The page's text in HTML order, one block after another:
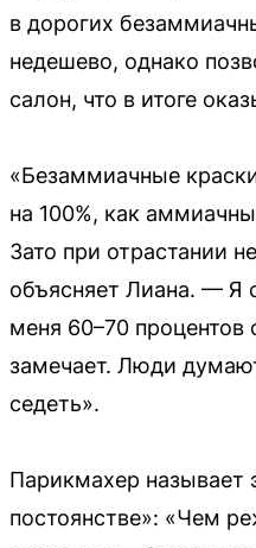
в дорогих
недешево, однако
салон, что в итоге
«Безаммиачные
на 100%, как
Зато при отрастании
объясняет Лиана. — Я
меня 60–70 процентов
замечает. Люди
седеть».
Парикмахер называет
постоянстве»: «Чем